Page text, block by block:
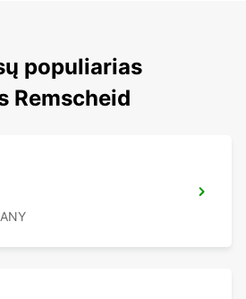
populiarias
Remscheid